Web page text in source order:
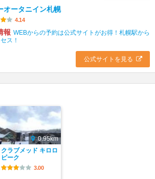
オータニイン札幌
4.14
報 WEBからの予約は公式サイトがお得！札幌駅から
ス！
公式サイトを見る
0.95km
クラブメッド キロロ
ピーク
3.00